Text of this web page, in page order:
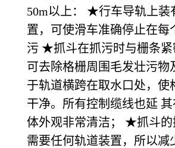
50m以上： ★行车导轨上装
置，可使滑车准确停止在每
污 ★抓斗在抓污时与栅条紧
可去除格栅周围毛发壮污
于轨道横跨在取水口处，使
干净。所有控制缆线也延
体外观非常清洁； ★抓斗的
需要任何轨道装置，所以减